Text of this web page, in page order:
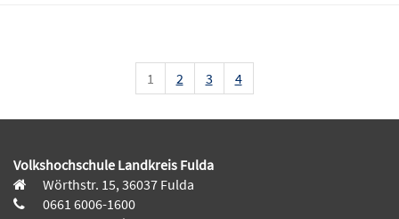
1 2 3 4
Volkshochschule Landkreis Fulda
Wörthstr. 15, 36037 Fulda
0661 6006-1600